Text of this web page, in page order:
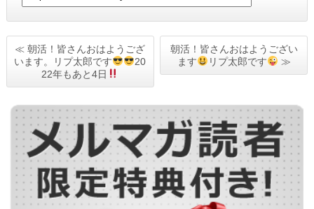
≪ 朝活！皆さんおはようござ
います。リプ太郎です
20
22年もあと4日
朝活！皆さんおはようござい
ます
リプ太郎です ≫